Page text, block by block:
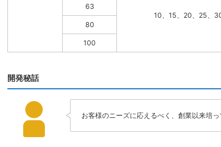
10、15、20、25、
63
80
100
開発秘話
お客様のニーズに応えるべく、創業以来培